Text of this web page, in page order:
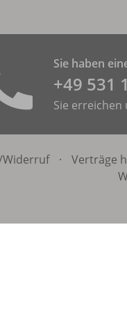
Sie haben
+49 531
Sie erreichen
Widerruf · Verträge